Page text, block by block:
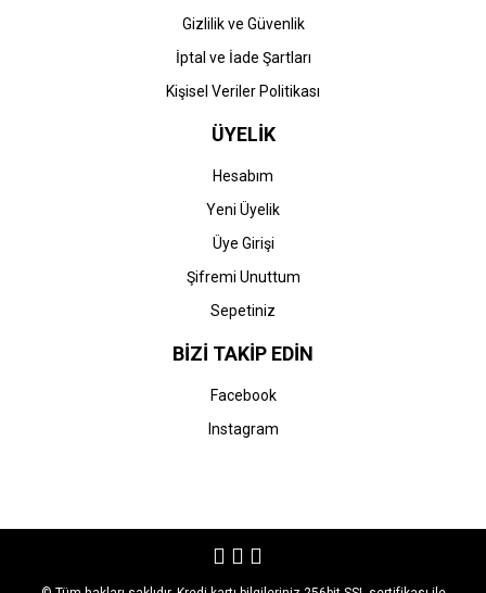
Gizlilik ve Güvenlik
İptal ve İade Şartları
Kişisel Veriler Politikası
ÜYELİK
Hesabım
Yeni Üyelik
Üye Girişi
Şifremi Unuttum
Sepetiniz
BİZİ TAKİP EDİN
Facebook
Instagram